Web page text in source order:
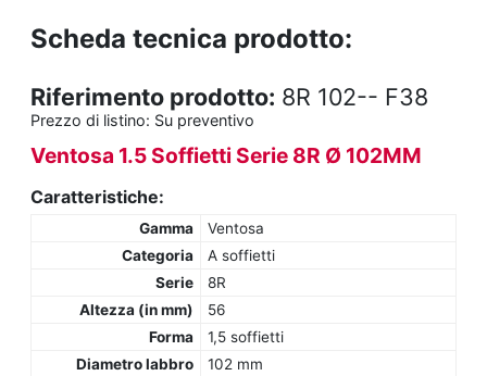
Scheda tecnica prodotto:
Riferimento prodotto: 8R 102-- F38
Prezzo di listino: Su preventivo
Ventosa 1.5 Soffietti Serie 8R Ø 102MM
Caratteristiche:
Gamma
Ventosa
Categoria
A soffietti
Serie
8R
Altezza (in mm)
56
Forma
1,5 soffietti
Diametro labbro
102 mm